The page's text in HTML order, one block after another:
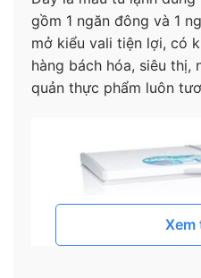
gồm 1 ngăn đông và 1
mở kiểu vali tiện lợi, có
hàng bách hóa, siêu thị,
quản thực phẩm luôn
Xem